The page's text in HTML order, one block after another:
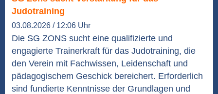
Judotraining
03.08.2026 / 12:06 Uhr
Die SG ZONS sucht eine qualifizierte und
engagierte Trainerkraft für das Judotraining, die
den Verein mit Fachwissen, Leidenschaft und
pädagogischem Geschick bereichert. Erforderlich
sind fundierte Kenntnisse der Grundlagen und